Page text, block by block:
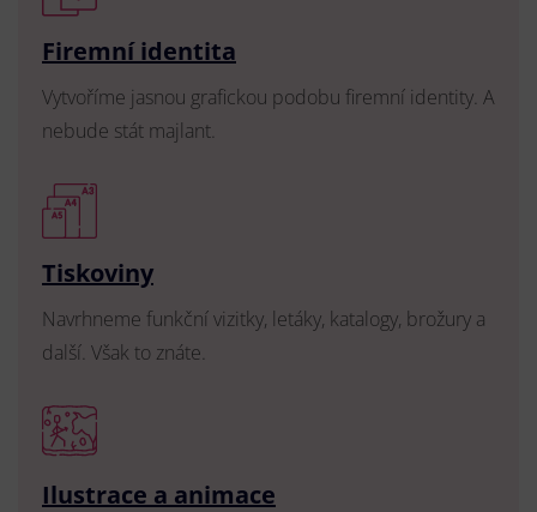
Firemní identita
Vytvoříme jasnou grafickou podobu firemní identity. A
nebude stát majlant.
Tiskoviny
Navrhneme funkční vizitky, letáky, katalogy, brožury a
další. Však to znáte.
Ilustrace a animace